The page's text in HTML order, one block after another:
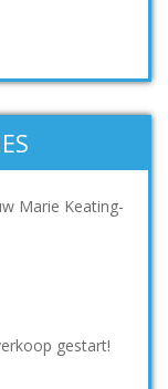
Marie Keating-
gestart!